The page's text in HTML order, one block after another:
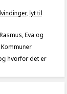
,lyt til
Eva og
hvorfor det er